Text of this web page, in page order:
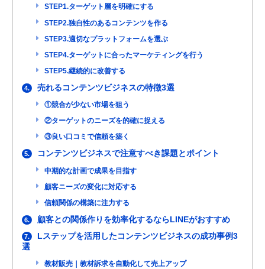
STEP1.ターゲット層を明確にする
STEP2.独自性のあるコンテンツを作る
STEP3.適切なプラットフォームを選ぶ
STEP4.ターゲットに合ったマーケティングを行う
STEP5.継続的に改善する
4. 売れるコンテンツビジネスの特徴3選
①競合が少ない市場を狙う
②ターゲットのニーズを的確に捉える
③良い口コミで信頼を築く
5. コンテンツビジネスで注意すべき課題とポイント
中期的な計画で成果を目指す
顧客ニーズの変化に対応する
信頼関係の構築に注力する
6. 顧客との関係作りを効率化するならLINEがおすすめ
7.
Lステップを活用したコンテンツビジネスの成功事例3
選
教材販売｜教材訴求を自動化して売上アップ